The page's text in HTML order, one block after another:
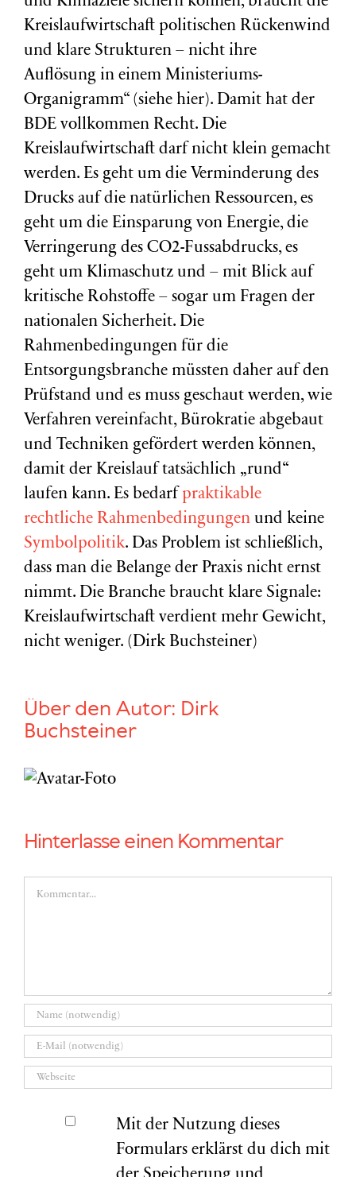
Kreislaufwirtschaft politischen Rückenwind
und klare Strukturen – nicht ihre
Auflösung in einem Ministeriums-
Organigramm“ (siehe hier). Damit hat der
BDE vollkommen Recht. Die
Kreislaufwirtschaft darf nicht klein gemacht
werden. Es geht um die Verminderung des
Drucks auf die natürlichen Ressourcen, es
geht um die Einsparung von Energie, die
Verringerung des CO2-Fussabdrucks, es
geht um Klimaschutz und – mit Blick auf
kritische Rohstoffe – sogar um Fragen der
nationalen Sicherheit. Die
Rahmenbedingungen für die
Entsorgungsbranche müssten daher auf den
Prüfstand und es muss geschaut werden, wie
Verfahren vereinfacht, Bürokratie abgebaut
und Techniken gefördert werden können,
damit der Kreislauf tatsächlich „rund“
laufen kann. Es bedarf praktikable
rechtliche Rahmenbedingungen und keine
Symbolpolitik. Das Problem ist schließlich,
dass man die Belange der Praxis nicht ernst
nimmt. Die Branche braucht klare Signale:
Kreislaufwirtschaft verdient mehr Gewicht,
nicht weniger. (Dirk Buchsteiner)
Über den Autor: Dirk
Buchsteiner
Hinterlasse einen Kommentar
Kommentar
Mit der Nutzung dieses
Formulars erklärst du dich mit